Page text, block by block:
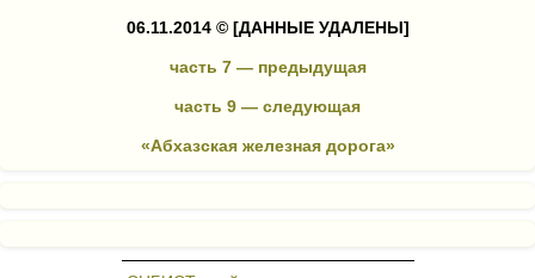
06.11.2014 © [ДАННЫЕ УДАЛЕНЫ]
часть 7 — предыдущая
часть 9 — следующая
«Абхазская железная дорога»